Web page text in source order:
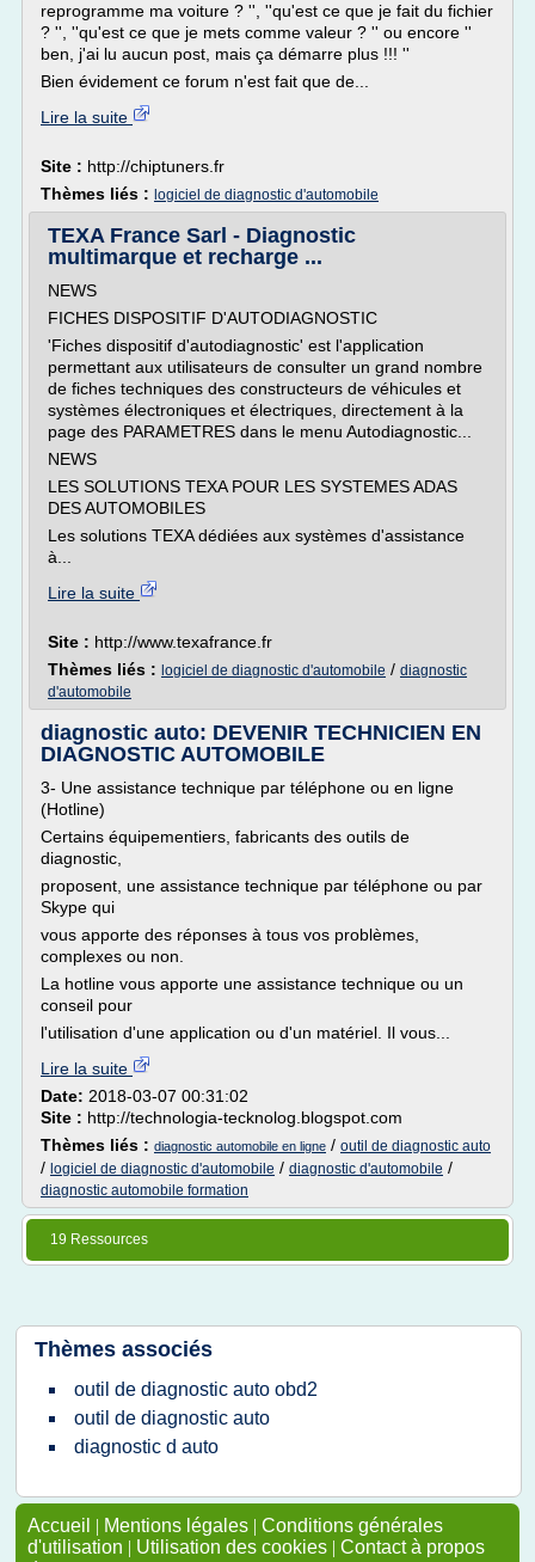
reprogramme ma voiture ? '', ''qu'est ce que je fait du fichier
? '', ''qu'est ce que je mets comme valeur ? '' ou encore ''
ben, j'ai lu aucun post, mais ça démarre plus !!! ''
Bien évidement ce forum n'est fait que de...
Lire la suite
Site : http://chiptuners.fr
Thèmes liés : logiciel de diagnostic d'automobile
TEXA France Sarl - Diagnostic
multimarque et recharge ...
NEWS
FICHES DISPOSITIF D'AUTODIAGNOSTIC
'Fiches dispositif d'autodiagnostic' est l'application
permettant aux utilisateurs de consulter un grand nombre
de fiches techniques des constructeurs de véhicules et
systèmes électroniques et électriques, directement à la
page des PARAMETRES dans le menu Autodiagnostic...
NEWS
LES SOLUTIONS TEXA POUR LES SYSTEMES ADAS
DES AUTOMOBILES
Les solutions TEXA dédiées aux systèmes d'assistance
à...
Lire la suite
Site : http://www.texafrance.fr
Thèmes liés : logiciel de diagnostic d'automobile / diagnostic
d'automobile
diagnostic auto: DEVENIR TECHNICIEN EN
DIAGNOSTIC AUTOMOBILE
3- Une assistance technique par téléphone ou en ligne
(Hotline)
Certains équipementiers, fabricants des outils de
diagnostic,
proposent, une assistance technique par téléphone ou par
Skype qui
vous apporte des réponses à tous vos problèmes,
complexes ou non.
La hotline vous apporte une assistance technique ou un
conseil pour
l'utilisation d'une application ou d'un matériel. Il vous...
Lire la suite
Date: 2018-03-07 00:31:02
Site : http://technologia-tecknolog.blogspot.com
Thèmes liés : diagnostic automobile en ligne / outil de diagnostic auto
/ logiciel de diagnostic d'automobile / diagnostic d'automobile /
diagnostic automobile formation
19 Ressources
Thèmes associés
outil de diagnostic auto obd2
outil de diagnostic auto
diagnostic d auto
Accueil | Mentions légales | Conditions générales
d'utilisation | Utilisation des cookies | Contact à propos